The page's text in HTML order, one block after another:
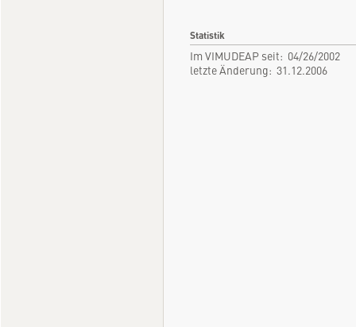
Statistik
Im VIMUDEAP seit: 04/26/2002
letzte Änderung: 31.12.2006